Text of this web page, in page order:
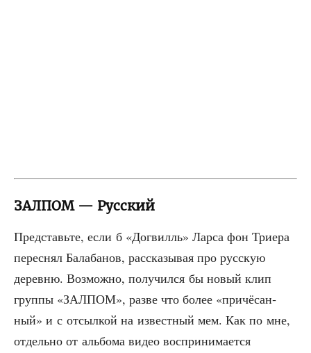
ЗАЛПОМ — Русский
Пред­ставь­те, если б «Догвилль» Лар­са фон Три­е­ра
пере­снял Бала­ба­нов, рас­ска­зы­вая про рус­скую
дерев­ню. Воз­мож­но, полу­чил­ся бы новый клип
груп­пы «ЗАЛПОМ», раз­ве что более «при­чё­сан­
ный» и с отсыл­кой на извест­ный мем. Как по мне,
отдель­но от аль­бо­ма видео вос­при­ни­ма­ет­ся